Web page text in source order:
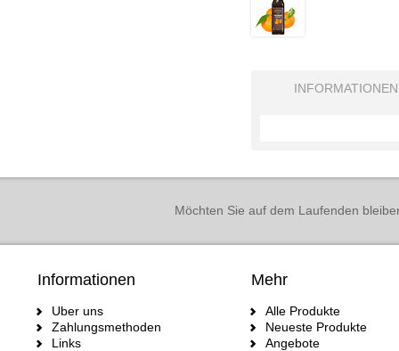
INFORMATIONEN
Möchten Sie auf dem Laufenden
Informationen
Uber uns
Zahlungsmethoden
Links
Mehr
Alle Produkte
Neueste Produkte
Angebote